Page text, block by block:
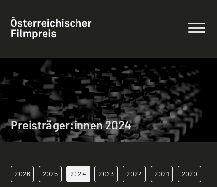
Preisträger:innen 2024
2026 2025 2024 2023 2022 2021 2020